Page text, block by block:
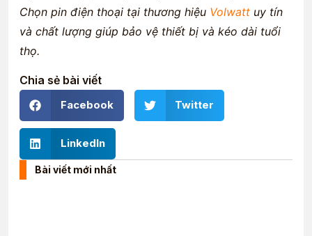
Chọn pin điện thoại tại thương hiệu Volwatt uy tín
và chất lượng giúp bảo vệ thiết bị và kéo dài tuổi
thọ.
Chia sẻ bài viết
Facebook Twitter
LinkedIn
Bài viết mới nhất